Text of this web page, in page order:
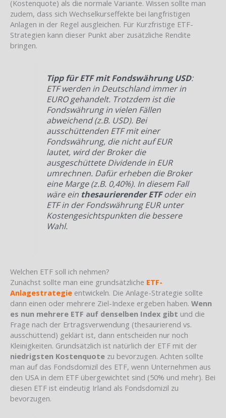
(Kostenquote) als die normale Variante. Wissen sollte man
zudem, dass sich Wechselkurseffekte bei langfristigen
Anlagen in der Regel ausgleichen. Für Kurzfristige ETF-
Strategien kann dieser Punkt aber zusätzliche Rendite
bringen.
Tipp für ETF mit Fondswährung USD:
ETF werden in Deutschland immer in
EURO gehandelt. Trotzdem ist die
Fondswährung in vielen Fällen
abweichend (z.B. USD). Bei
ausschüttenden ETF mit einer
Fondswährung, die nicht auf EUR
lautet, wird der Broker die
ausgeschüttete Dividende in EUR
umrechnen. Dafür erheben die Broker
eine Marge (z.B. 0,40%). In diesem Fall
wäre ein thesaurierender ETFoder ein
ETF in der Fondswährung EUR unter
Kostengesichtspunkten die bessere
Wahl.
Welchen ETF soll ich nehmen?
Zunächst sollte man eine grundsätzliche ETF-
Anlagestrategie entwickeln. Die Anlage-Strategie sollte
dann einen oder mehrere Ziel-Indexe ergeben haben. Wenn
es nun mehrere ETF auf denselben Index gibt und die
Frage nach der Ertragsverwendung (thesaurierend vs.
ausschüttend) geklärt ist, dann entscheiden nur noch
Kleinigkeiten. Grundsätzlich ist natürlich der ETF mit der
niedrigsten Kostenquote zu bevorzugen. Achten sollte
man auf das Fondsdomizil des ETF, wenn Unternehmen aus
den USA in dem ETF übergewichtet sind (50% und mehr). Bei
diesen ETF ist eindeutig Irland als Fondsdomizil zu
bevorzugen.